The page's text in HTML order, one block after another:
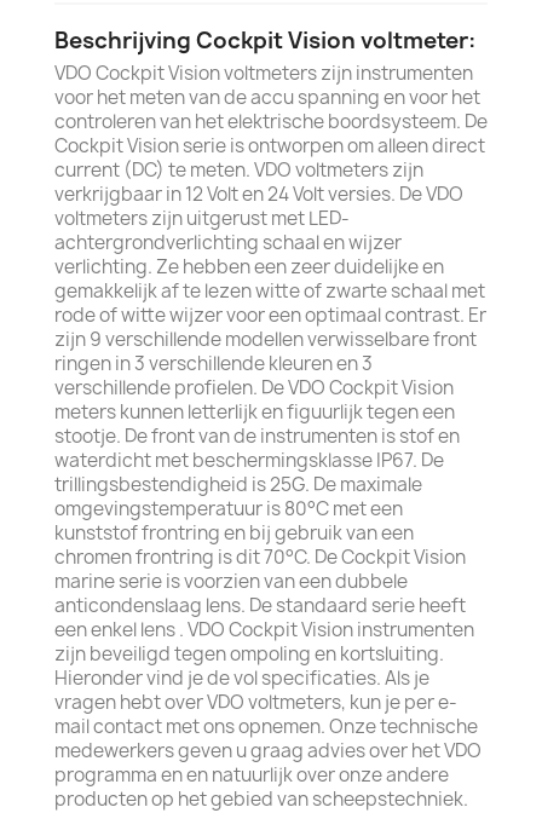
Beschrijving Cockpit Vision voltmeter:
VDO Cockpit Vision voltmeters zijn instrumenten
voor het meten van de accu spanning en voor het
controleren van het elektrische boordsysteem. De
Cockpit Vision serie is ontworpen om alleen direct
current (DC) te meten. VDO voltmeters zijn
verkrijgbaar in 12 Volt en 24 Volt versies. De VDO
voltmeters zijn uitgerust met LED-
achtergrondverlichting schaal en wijzer
verlichting. Ze hebben een zeer duidelijke en
gemakkelijk af te lezen witte of zwarte schaal met
rode of witte wijzer voor een optimaal contrast. Er
zijn 9 verschillende modellen verwisselbare front
ringen in 3 verschillende kleuren en 3
verschillende profielen. De VDO Cockpit Vision
meters kunnen letterlijk en figuurlijk tegen een
stootje. De front van de instrumenten is stof en
waterdicht met beschermingsklasse IP67. De
trillingsbestendigheid is 25G. De maximale
omgevingstemperatuur is 80°C met een
kunststof frontring en bij gebruik van een
chromen frontring is dit 70°C. De Cockpit Vision
marine serie is voorzien van een dubbele
anticondenslaag lens. De standaard serie heeft
een enkel lens . VDO Cockpit Vision instrumenten
zijn beveiligd tegen ompoling en kortsluiting.
Hieronder vind je de vol specificaties. Als je
vragen hebt over VDO voltmeters, kun je per e-
mail contact met ons opnemen. Onze technische
medewerkers geven u graag advies over het VDO
programma en en natuurlijk over onze andere
producten op het gebied van scheepstechniek.